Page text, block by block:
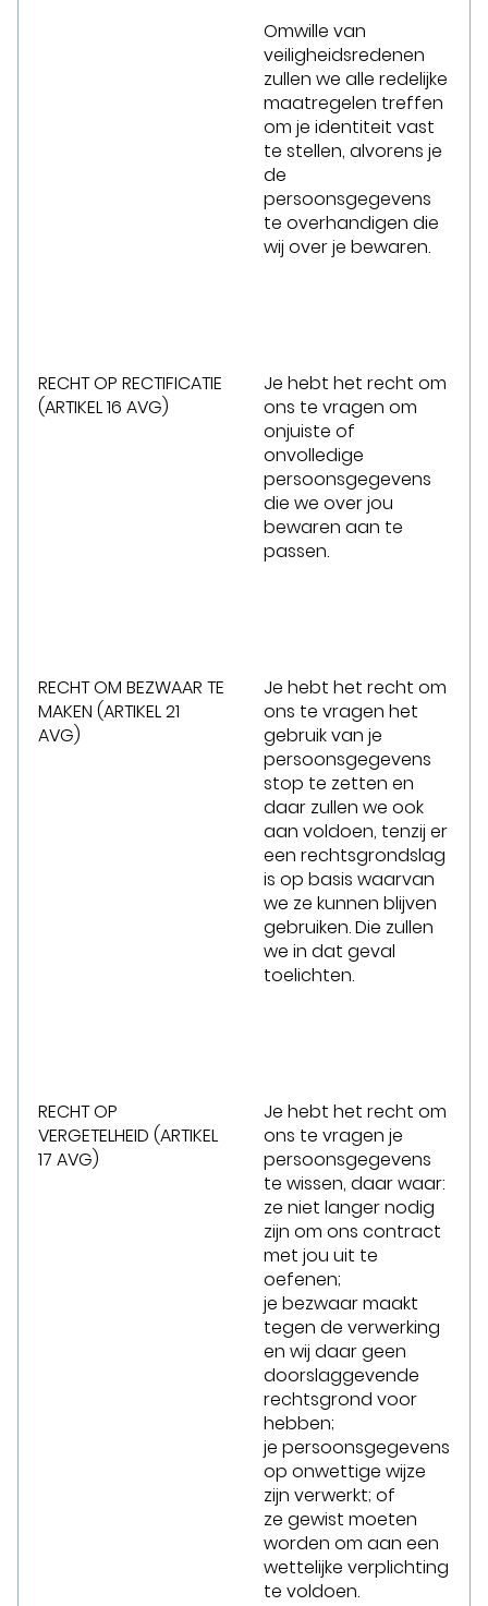
Omwille van
veiligheidsredenen
zullen we alle redelijke
maatregelen treffen
om je identiteit vast
te stellen, alvorens je
de
persoonsgegevens
te overhandigen die
wij over je bewaren.
RECHT OP RECTIFICATIE
(ARTIKEL 16 AVG)
Je hebt het recht om
ons te vragen om
onjuiste of
onvolledige
persoonsgegevens
die we over jou
bewaren aan te
passen.
RECHT OM BEZWAAR TE
MAKEN (ARTIKEL 21
AVG)
Je hebt het recht om
ons te vragen het
gebruik van je
persoonsgegevens
stop te zetten en
daar zullen we ook
aan voldoen, tenzij er
een rechtsgrondslag
is op basis waarvan
we ze kunnen blijven
gebruiken. Die zullen
we in dat geval
toelichten.
RECHT OP
VERGETELHEID (ARTIKEL
17 AVG)
Je hebt het recht om
ons te vragen je
persoonsgegevens
te wissen, daar waar:
ze niet langer nodig
zijn om ons contract
met jou uit te
oefenen;
je bezwaar maakt
tegen de verwerking
en wij daar geen
doorslaggevende
rechtsgrond voor
hebben;
je persoonsgegevens
op onwettige wijze
zijn verwerkt; of
ze gewist moeten
worden om aan een
wettelijke verplichting
te voldoen.